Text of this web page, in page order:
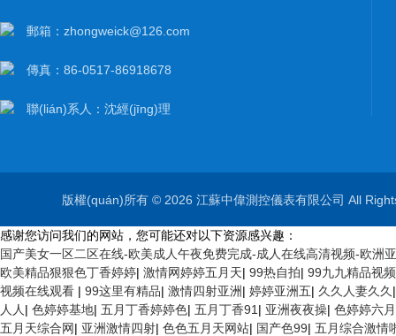
郵箱：zhongweick@126.com
傳真：86-0517-86918678
聯(lián)系人：沈經(jīng)理
版權(quán)所有 © 2026 江蘇中偉測控儀表有限公司 All
感谢您访问我们的网站，您可能还对以下资源感兴趣：
国产美女一区二区在线-欧美成人午夜免费完成-成人在线高清视频-欧
欧美精品狠狠色丁香婷婷| 激情网婷婷五月天| 99热自拍| 99九九精品视
视频在线观看 | 99这里有精品| 激情四射亚洲| 婷婷亚洲五| 久久人妻久久
人人 | 色婷婷基地| 五月丁香婷婷色| 五月丁香91 | 亚洲夜夜操| 色婷婷六
五月天综合网| 亚洲激情四射| 色色五月天网站| 国产色99| 五月综合激情